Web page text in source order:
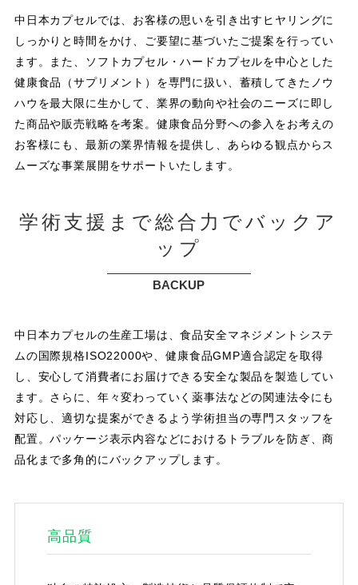
中日本カプセルでは、お客様の思いを引き出すヒヤリングに
しっかりと時間をかけ、ご要望に基づいたご提案を行ってい
ます。また、ソフトカプセル・ハードカプセルを中心とした
健康食品（サプリメント）を専門に扱い、蓄積してきたノウ
ハウを最大限に生かして、業界の動向や社会のニーズに即し
た商品や販売戦略を考案。健康食品分野への参入をお考えの
お客様にも、最新の業界情報を提供し、あらゆる観点からス
ムーズな事業展開をサポートいたします。
学術支援まで総合力でバックア
ップ
BACKUP
中日本カプセルの生産工場は、食品安全マネジメントシステ
ムの国際規格ISO22000や、健康食品GMP適合認定を取得
し、安心して消費者にお届けできる安全な製品を製造してい
ます。さらに、年々変わっていく薬事法などの関連法令にも
対応し、適切な提案ができるよう学術担当の専門スタッフを
配置。パッケージ表示内容などにおけるトラブルを防ぎ、商
品化まで多角的にバックアップします。
高品質